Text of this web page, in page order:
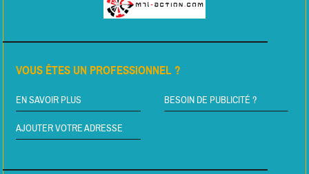
VOUS ÊTES UN PROFESSIONNEL ?
EN SAVOIR PLUS BESOIN DE PUBLICITÉ ?
AJOUTER VOTRE ADRESSE